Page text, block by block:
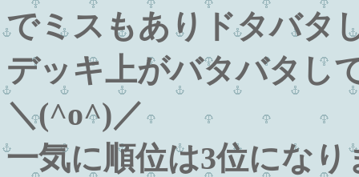
でミスもありドタバタ
デッキ上がバタバタし
＼(^o^)／
一気に順位は3位になり